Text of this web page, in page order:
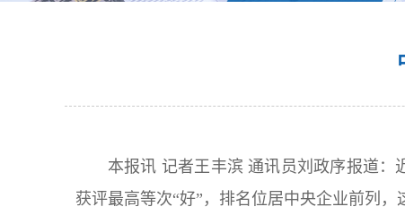
本报讯 记者王丰滨 通讯员刘政序报道：
获评最高等次“好”，排名位居中央企业前列，